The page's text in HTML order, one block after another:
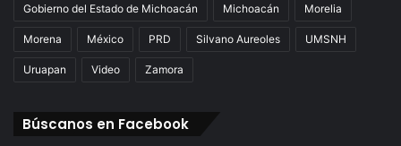
Gobierno del Estado de Michoacán Michoacán Morelia
Morena México PRD Silvano Aureoles UMSNH
Uruapan Video Zamora
Búscanos en Facebook